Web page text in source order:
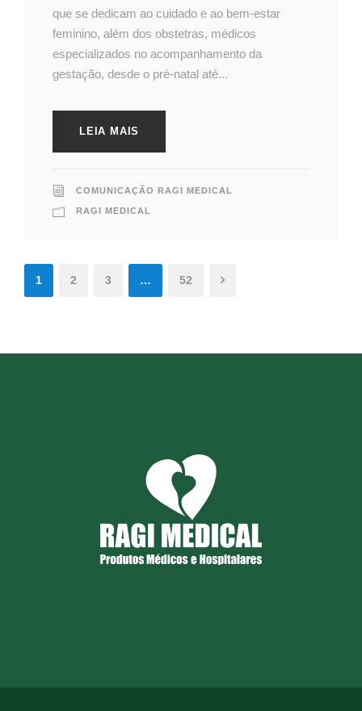
que se dedicam ao cuidado e ao bem-estar
feminino, além dos obstetras, médicos
especializados no acompanhamento da
gestação, desde o pré-natal até...
LEIA MAIS
COMUNICAÇÃO RAGI MEDICAL
RAGI MEDICAL
1 2 3 … 52